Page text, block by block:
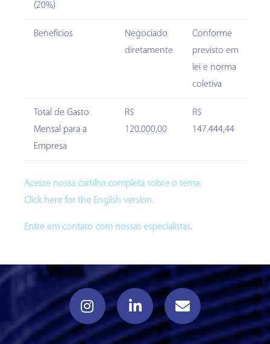
(20%)
Benefícios
Negociado
diretamente
Conforme
previsto em
lei e norma
coletiva
Total de Gasto
Mensal para a
Empresa
R$
120.000,00
R$
147.444,44
Acesse nossa cartilha completa sobre o tema.
Click here for the English version.
Entre em contato com nossas especialistas.